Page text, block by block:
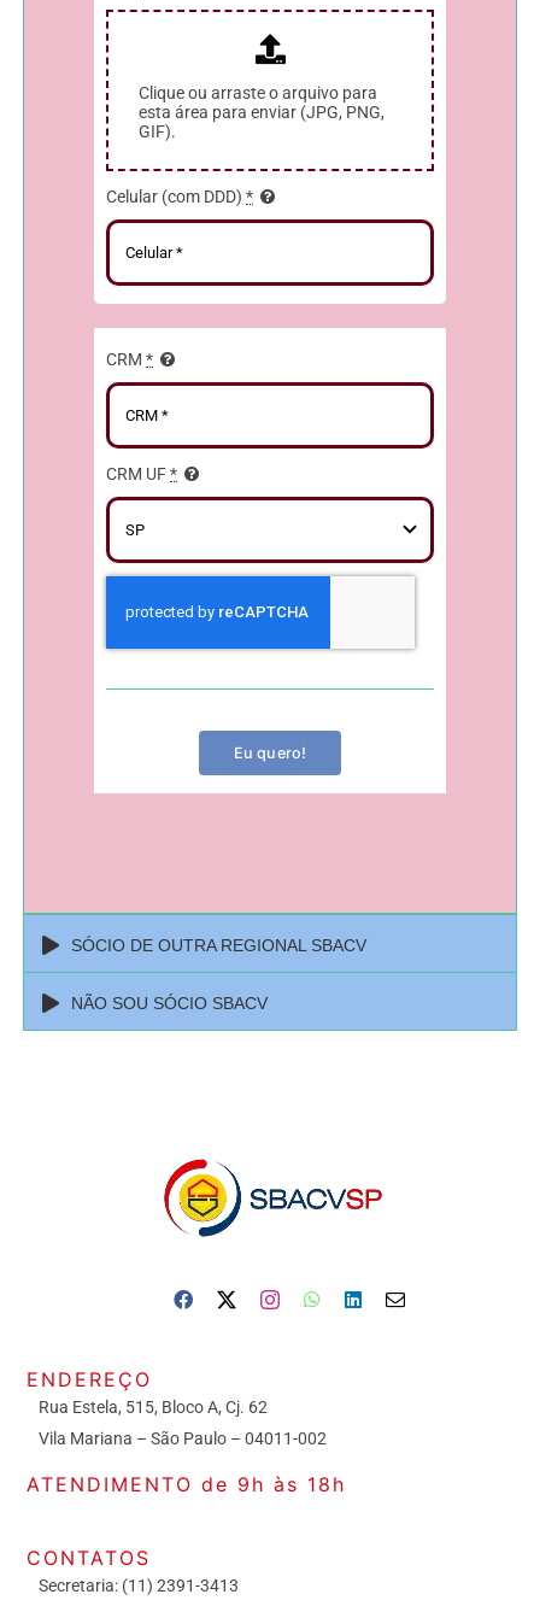
Clique ou arraste o arquivo para
esta área para enviar (JPG, PNG,
GIF).
Celular (com DDD)*
CRM*
CRM UF*
Eu quero!
SÓCIO DE OUTRA REGIONAL SBACV
NÃO SOU SÓCIO SBACV
ENDEREÇO
Rua Estela, 515, Bloco A, Cj. 62
Vila Mariana – São Paulo – 04011-002
ATENDIMENTO de 9h às 18h
CONTATOS
Secretaria: (11) 2391-3413